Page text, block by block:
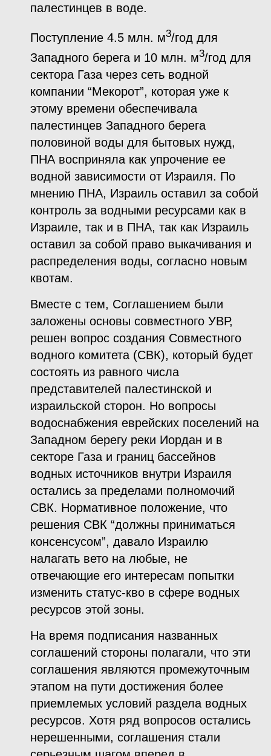
палестинцев в воде.
Поступление 4.5 млн. м3/год для
Западного берега и 10 млн. м3/год для
сектора Газа через сеть водной
компании “Мекорот”, которая уже к
этому времени обеспечивала
палестинцев Западного берега
половиной воды для бытовых нужд,
ПНА восприняла как упрочение ее
водной зависимости от Израиля. По
мнению ПНА, Израиль оставил за собой
контроль за водными ресурсами как в
Израиле, так и в ПНА, так как Израиль
оставил за собой право выкачивания и
распределения воды, согласно новым
квотам.
Вместе с тем, Соглашением были
заложены основы совместного УВР,
решен вопрос создания Совместного
водного комитета (СВК), который будет
состоять из равного числа
представителей палестинской и
израильской сторон. Но вопросы
водоснабжения еврейских поселений на
Западном берегу реки Иордан и в
секторе Газа и границ бассейнов
водных источников внутри Израиля
остались за пределами полномочий
СВК. Нормативное положение, что
решения СВК “должны приниматься
консенсусом”, давало Израилю
налагать вето на любые, не
отвечающие его интересам попытки
изменить статус-кво в сфере водных
ресурсов этой зоны.
На время подписания названных
соглашений стороны полагали, что эти
соглашения являются промежуточным
этапом на пути достижения более
приемлемых условий раздела водных
ресурсов. Хотя ряд вопросов остались
нерешенными, соглашения стали